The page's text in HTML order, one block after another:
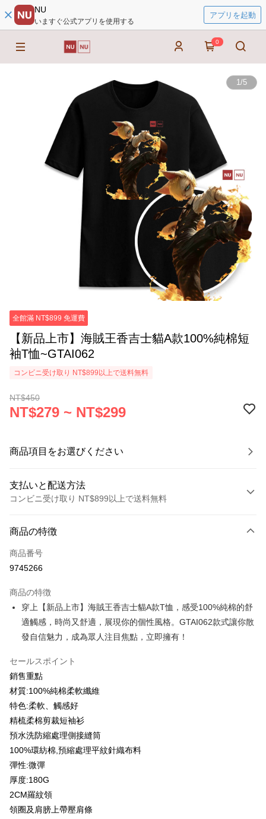
NU
いますぐ公式アプリを使用する
アプリを起動
0
1/5
全館滿 NT$899 免運費
【新品上市】海賊王香吉士貓A款100%純棉短
袖T恤~GTAI062
コンビニ受け取り NT$899以上で送料無料
NT$450
NT$279 ~ NT$299
商品項目をお選びください
支払いと配送方法
コンビニ受け取り NT$899以上で送料無料
クレジットカード1回払い
クレジットカード分割払い
合作金庫商業銀行
華南商業銀行
彰化商業銀行
上海商業儲蓄銀行
台北富邦商業銀行
国泰世華商業銀行
兆豐國際商業銀行
HSBC(台湾)商業銀行
聯邦商業銀行
玉山商業銀行
台新國際商業銀行
台湾楽天クレジットカード会社
6回払い、金利0、毎回
華南商業銀行
彰化商業銀行
上海商業儲蓄銀行
台北富邦商業銀行
台湾中小企業銀行
HSBC(台湾)商業銀行
聯邦商業銀行
元大商業銀行
台新國際商業銀行
台湾楽天クレジットカード会社
12回払い、金利0、毎回NT$23 21行の銀行
合作金庫商業銀行
第一商業銀行
上海商業儲蓄銀行
台湾中小企業銀行
HSBC(台湾)商業銀行
聯邦商業銀行
元大商業銀行
玉山商業銀行
台湾楽天クレジットカード会社
コンビニ店頭代金引換
LINE Pay
Apple Pay
JKOPAY
Easy Wallet
Google Pay
Plus Pay
OP Pay Later
説明
商品の特徴
商品番号
9745266
商品の特徴
穿上【新品上市】海賊王香吉士貓A款T恤，感受100%純棉的舒
適觸感，時尚又舒適，展現你的個性風格。GTAI062款式讓你散
發自信魅力，成為眾人注目焦點，立即擁有！
セールスポイント
銷售重點
材質:100%純棉柔軟纖維
特色:柔軟、觸感好
精梳柔棉剪裁短袖衫
預水洗防縮處理側接縫筒
100%環紡棉,預縮處理平紋針織布料
彈性:微彈
厚度:180G
2CM羅紋領
領圈及肩膀上帶壓肩條